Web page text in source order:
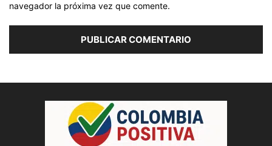
navegador la próxima vez que comente.